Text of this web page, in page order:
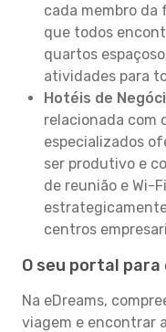
cada membro da
que todos
quartos
atividades para
Hotéis de
relacionada com
especializados
ser produtivo e
de reunião e Wi-
centros
O seu portal
Na eDreams,
viagem e encontrar